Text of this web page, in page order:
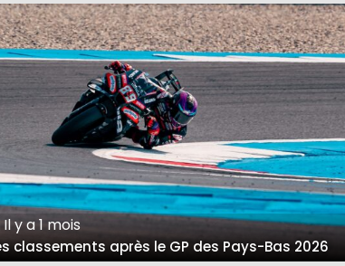
Il y a 1 mois
classements après le GP des Pays-Bas 2026